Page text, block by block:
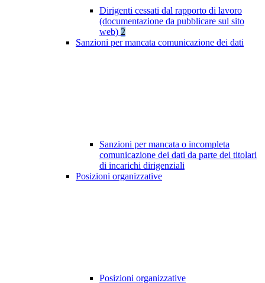
Dirigenti cessati dal rapporto di lavoro
(documentazione da pubblicare sul sito
web) 2
Sanzioni per mancata comunicazione dei dati
Sanzioni per mancata o incompleta
comunicazione dei dati da parte dei titolari
di incarichi dirigenziali
Posizioni organizzative
Posizioni organizzative